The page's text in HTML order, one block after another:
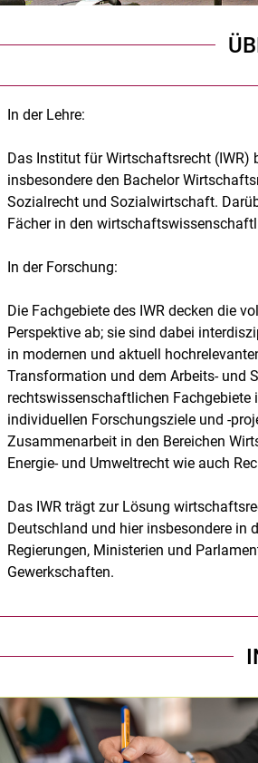
In der Lehre:
Das Institut für Wirtschaftsrecht
insbesondere den Bachelor
Sozialrecht und Sozialwirtschaft.
Fächer in den
In der Forschung:
Die Fachgebiete des IWR decken die
Perspektive ab; sie sind dabei
in modernen und aktuell
Transformation und dem Arbeits- und
rechtswissenschaftlichen Fachgebiete
individuellen Forschungsziele und -
Zusammenarbeit in den Bereichen
Energie- und Umweltrecht wie auch
Das IWR trägt zur Lösung
Deutschland und hier insbesondere in
Regierungen, Ministerien und
Gewerkschaften.